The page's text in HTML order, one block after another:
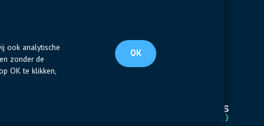
ook analytische
zonder de
OK te klikken,
OK